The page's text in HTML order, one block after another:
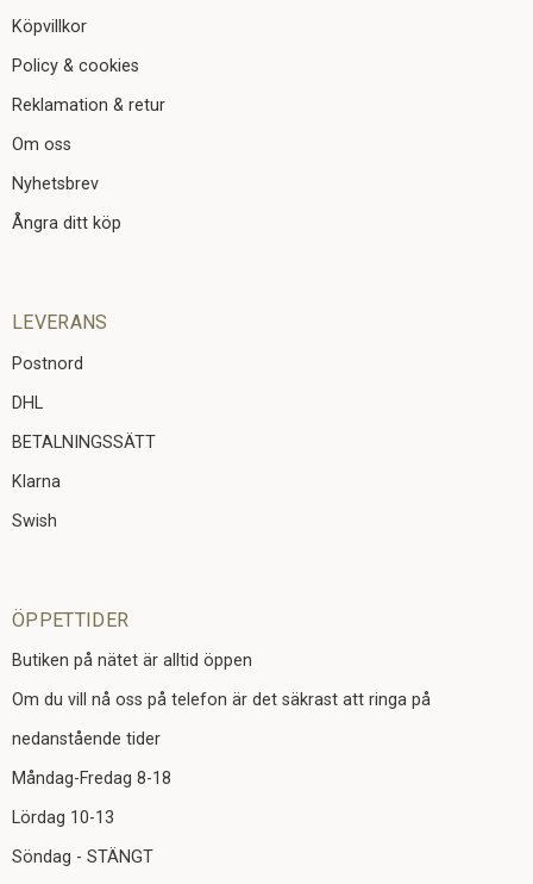
Köpvillkor
Policy & cookies
Reklamation & retur
Om oss
Nyhetsbrev
Ångra ditt köp
LEVERANS
Postnord
DHL
BETALNINGSSÄTT
Klarna
Swish
ÖPPETTIDER
Butiken på nätet är alltid öppen
Om du vill nå oss på telefon är det säkrast att ringa på
nedanstående tider
Måndag-Fredag 8-18
Lördag 10-13
Söndag - STÄNGT